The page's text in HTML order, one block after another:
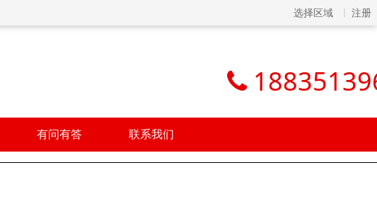
选择区域 注册
有问有答 联系我们